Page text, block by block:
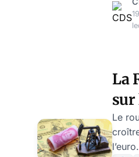
les
doigt
La
sur
Le